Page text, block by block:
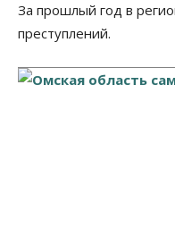
За прошлый год в
преступлений.